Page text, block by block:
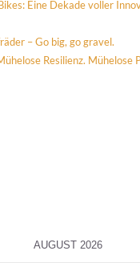
Eine Dekade voller
– Go big, go gravel.
Resilienz. Mühelose
AUGUST 2026